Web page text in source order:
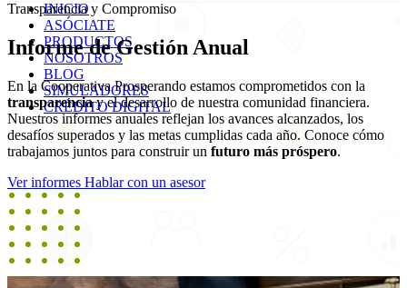
INICIO
ASÓCIATE
PRODUCTOS
NOSOTROS
BLOG
SIMULADORES
CRÉDITO DIGITAL
Transparencia y Compromiso
Informe deGestión Anual
En la Cooperativa Prosperando estamos comprometidos con la
transparenciay el desarrollo de nuestra comunidad financiera.
Nuestros informes anuales reflejan los avances alcanzados, los
desafíos superados y las metas cumplidas cada año. Conoce cómo
trabajamos juntos para construir un futuro más próspero.
Ver informes Hablar con un asesor